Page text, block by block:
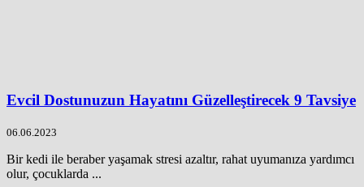
Evcil Dostunuzun Hayatını Güzelleştirecek 9 Tavsiye
06.06.2023
Bir kedi ile beraber yaşamak stresi azaltır, rahat uyumanıza yardımcı
olur, çocuklarda ...